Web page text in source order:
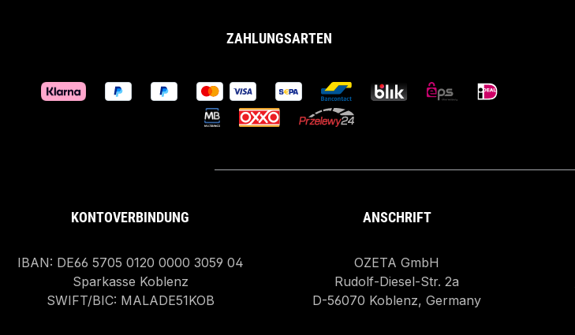
ZAHLUNGSARTEN
KONTOVERBINDUNG
IBAN: DE66 5705 0120 0000 3059 04
Sparkasse Koblenz
SWIFT/BIC: MALADE51KOB
ANSCHRIFT
OZETA GmbH
Rudolf-Diesel-Str. 2a
D-56070 Koblenz, Germany